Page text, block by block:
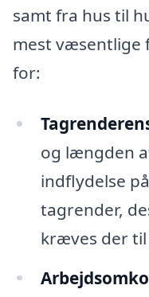
samt fra hus til
mest væsentlige
for:
og længden
indflydelse
tagrender,
kræves der